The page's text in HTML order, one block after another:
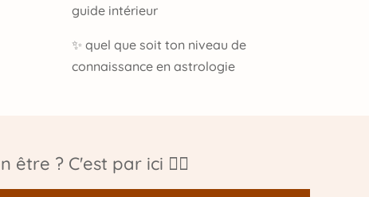
guide intérieur
✨ quel que soit ton niveau de
connaissance en astrologie
être ? C'est par ici 👇🏽